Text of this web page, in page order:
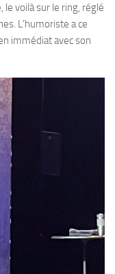
le voilà sur le ring, réglé
L’humoriste a ce
immédiat avec son